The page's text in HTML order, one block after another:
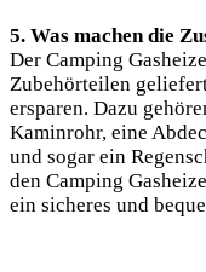
5. Was machen die
Der Camping
Zubehörteilen
ersparen. Dazu
Kaminrohr, eine
und sogar ein
den Camping
ein sicheres und